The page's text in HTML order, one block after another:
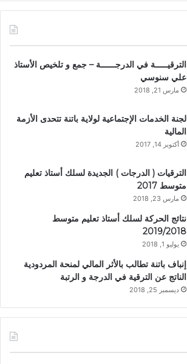
الترقيـــــة في الدرجــــــة – جمع و تلخيص الأستاذ
علي سنوسي
مارس 21, 2018
لجنة الخدمات الإجتماعية لولاية باتنة تتحدى الأزمة
المالية
أكتوبر 14, 2017
الترقيات ( الدرجات ) الجديدة لسلك أستاذ تعليم
متوسط 2017
مارس 23, 2018
نتائج الحركة لسلك أستاذ تعليم متوسط
2019/2018
يوليو 1, 2018
إنباف باتنة تطالب بالأثر المالي لمنحة المردودية
الناتج عن الترقية في الدرجة و الرتبة
ديسمبر 25, 2018